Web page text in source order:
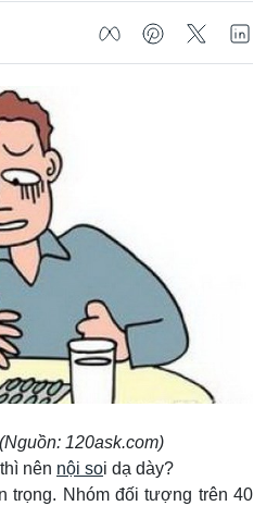
120ask.com)
nên nội soi dạ dày?
trọng. Nhóm đối tượng trên 40